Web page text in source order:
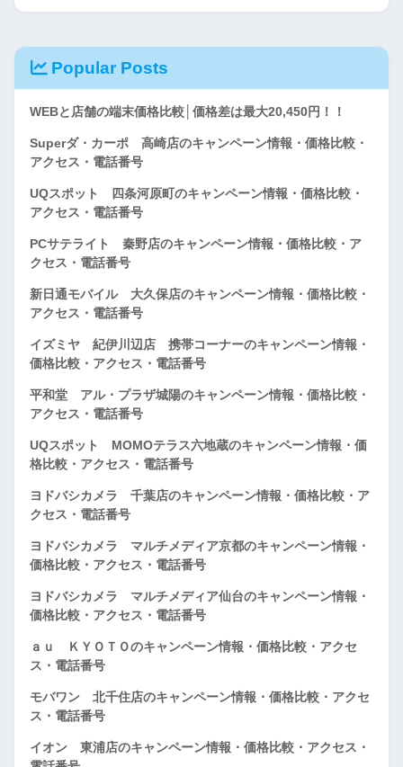
Popular Posts
WEBと店舗の端末価格比較│価格差は最大20,450円！！
Superダ・カーポ 高崎店のキャンペーン情報・価格比較・
アクセス・電話番号
UQスポット 四条河原町のキャンペーン情報・価格比較・
アクセス・電話番号
PCサテライト 秦野店のキャンペーン情報・価格比較・ア
クセス・電話番号
新日通モバイル 大久保店のキャンペーン情報・価格比較・
アクセス・電話番号
イズミヤ 紀伊川辺店 携帯コーナーのキャンペーン情報・
価格比較・アクセス・電話番号
平和堂 アル・プラザ城陽のキャンペーン情報・価格比較・
アクセス・電話番号
UQスポット MOMOテラス六地蔵のキャンペーン情報・価
格比較・アクセス・電話番号
ヨドバシカメラ 千葉店のキャンペーン情報・価格比較・ア
クセス・電話番号
ヨドバシカメラ マルチメディア京都のキャンペーン情報・
価格比較・アクセス・電話番号
ヨドバシカメラ マルチメディア仙台のキャンペーン情報・
価格比較・アクセス・電話番号
ａｕ ＫＹＯＴＯのキャンペーン情報・価格比較・アクセ
ス・電話番号
モバワン 北千住店のキャンペーン情報・価格比較・アクセ
ス・電話番号
イオン 東浦店のキャンペーン情報・価格比較・アクセス・